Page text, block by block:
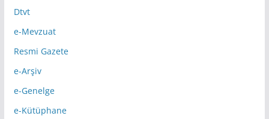
Dtvt
e-Mevzuat
Resmi Gazete
e-Arşiv
e-Genelge
e-Kütüphane